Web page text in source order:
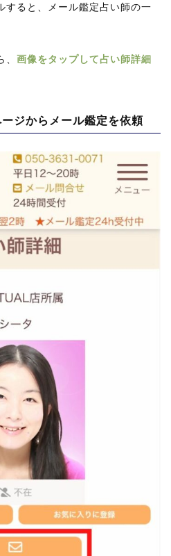
すると、メール鑑定占い師の一
画像をタップして占い師詳細
ジからメール鑑定を依頼